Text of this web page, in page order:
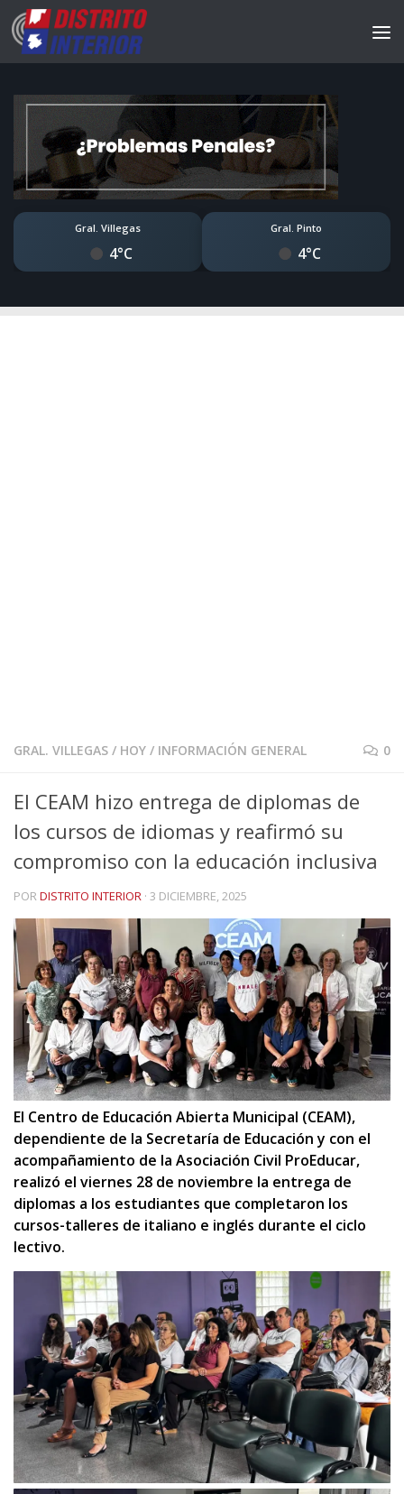
Gral. Villegas
4°C
Gral. Pinto
4°C
GRAL. VILLEGAS / HOY / INFORMACIÓN GENERAL 0
El CEAM hizo entrega de diplomas de
los cursos de idiomas y reafirmó su
compromiso con la educación inclusiva
PORDISTRITO INTERIOR · 3 DICIEMBRE, 2025
El Centro de Educación Abierta Municipal (CEAM),
dependiente de la Secretaría de Educación y con el
acompañamiento de la Asociación Civil ProEducar,
realizó el viernes 28 de noviembre la entrega de
diplomas a los estudiantes que completaron los
cursos-talleres de italiano e inglés durante el ciclo
lectivo.